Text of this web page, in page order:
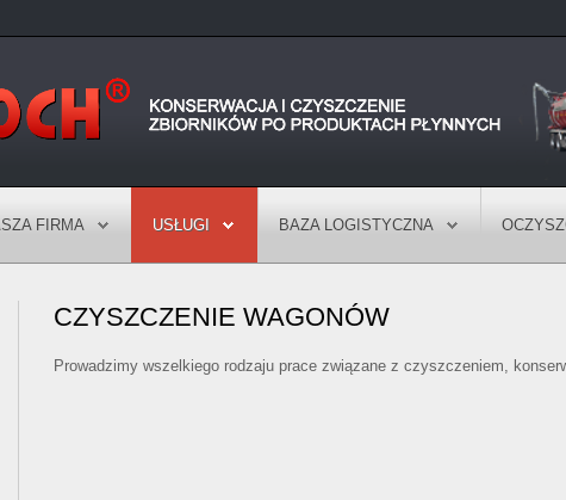
FIRMA USŁUGI BAZA LOGISTYCZNA
CZYSZCZENIE WAGONÓW
Prowadzimy wszelkiego rodzaju prace związane z czyszczeniem,